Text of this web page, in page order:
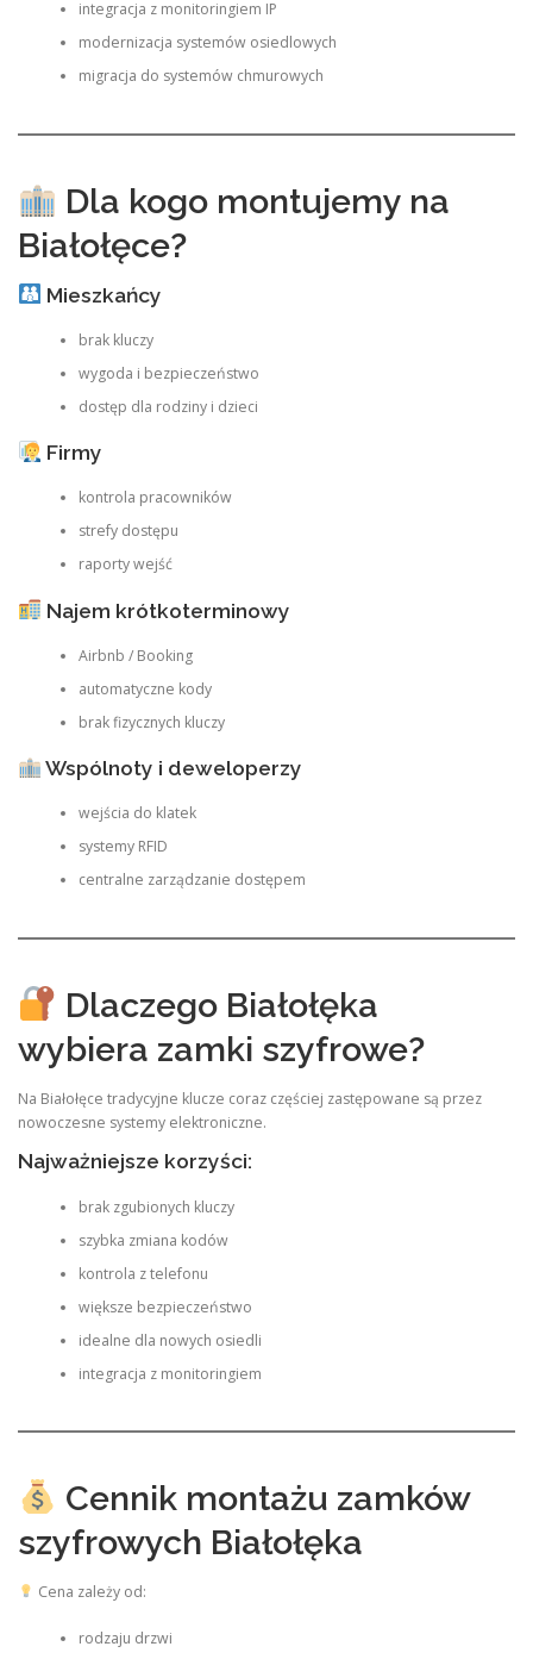
integracja z monitoringiem IP
modernizacja systemów osiedlowych
migracja do systemów chmurowych
Dla kogo montujemy na
Białołęce?
Mieszkańcy
brak kluczy
wygoda i bezpieczeństwo
dostęp dla rodziny i dzieci
Firmy
kontrola pracowników
strefy dostępu
raporty wejść
Najem krótkoterminowy
Airbnb / Booking
automatyczne kody
brak fizycznych kluczy
Wspólnoty i deweloperzy
wejścia do klatek
systemy RFID
centralne zarządzanie dostępem
Dlaczego Białołęka
wybiera zamki szyfrowe?
Na Białołęce tradycyjne klucze coraz częściej zastępowane są przez
nowoczesne systemy elektroniczne.
Najważniejsze korzyści:
brak zgubionych kluczy
szybka zmiana kodów
kontrola z telefonu
większe bezpieczeństwo
idealne dla nowych osiedli
integracja z monitoringiem
Cennik montażu zamków
szyfrowych Białołęka
Cena zależy od:
rodzaju drzwi